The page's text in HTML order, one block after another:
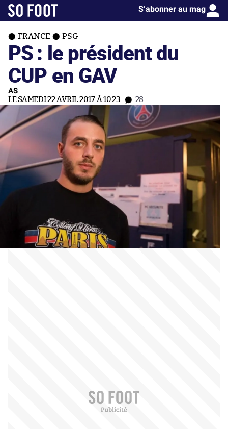
S’abonner au mag
FRANCE PSG
PS : le président du
CUP en GAV
AS
LE SAMEDI 22 AVRIL 2017 À 10:23 28